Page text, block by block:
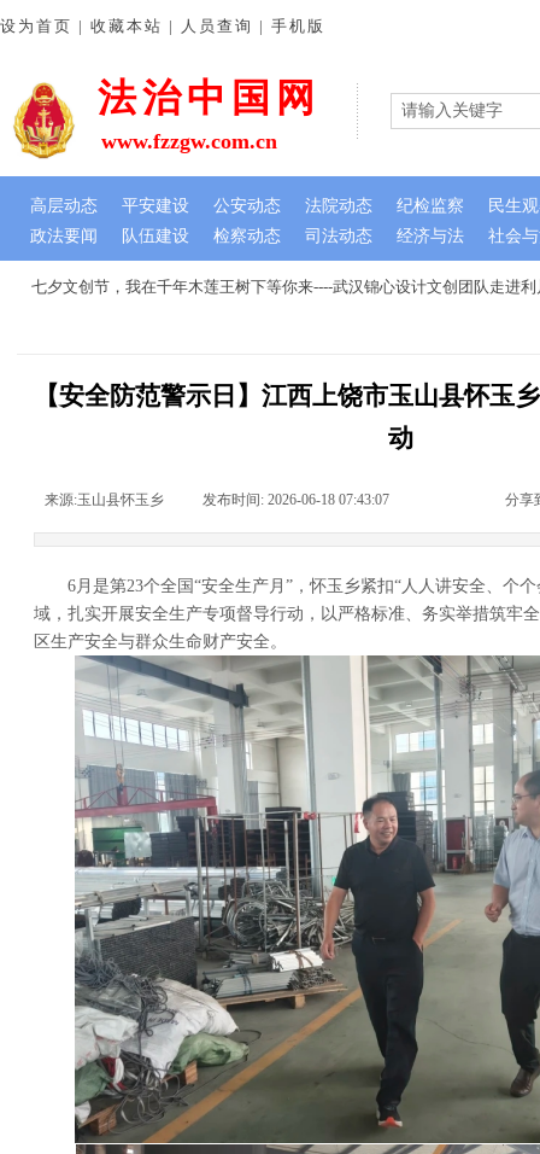
七夕文创节，我在千年木莲王树下等你来----武汉锦心设计文创团队走进利川
法治中国网
政法要闻 队伍建设 检察动态 司法动态 经济与法 社会
设为首页 | 收藏本站 | 人员查询 | 手机版
www.fzzgw.com.cn
高层动态 平安建设 公安动态 法院动态 纪检监察 民生
【安全防范警示日】江西上饶市玉山县怀玉
动
来源:玉山县怀玉乡 发布时间: 2026-06-18 07:43:07 分享
6月是第23个全国“安全生产月”，怀玉乡紧扣“人人讲安全、个个
域，扎实开展安全生产专项督导行动，以严格标准、务实举措筑牢
区生产安全与群众生命财产安全。